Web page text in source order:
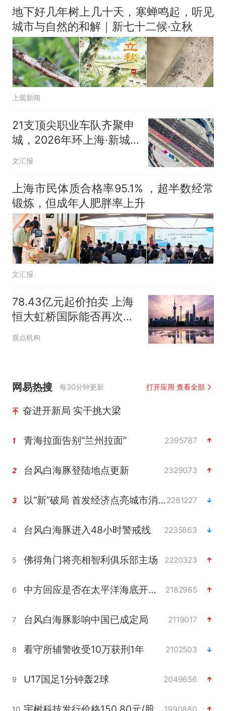
地下好几年树上几十天，寒蝉鸣起，听见
城市与自然的和解｜新七十二候·立秋
上观新闻
21支顶尖职业车队齐聚申
城，2026年环上海·新城
自行车赛9月鸣枪
文汇报
上海市民体质合格率95.1% ，超半数经常
锻炼，但成年人肥胖率上升
文汇报
78.43亿元起价拍卖 上海
恒大虹桥国际能否再次被
唤醒？
观点机构
网易热搜 每30分钟更新 打开应用 查看全部
奋进开新局 实干挑大梁
1 青海拉面告别“兰州拉面” 2395787
2 台风白海豚登陆地点更新 2329073
3 以“新”破局 首发经济点亮城市消费活力2281227
4 台风白海豚进入48小时警戒线 2235863
5 佛得角门将亮相智利俱乐部主场 2220323
6 中方回应是否在太平洋海底开采稀土 2182965
7 台风白海豚影响中国已成定局 2119017
8 看守所辅警收受10万获刑1年 2102503
9 U17国足1分钟轰2球 2049656